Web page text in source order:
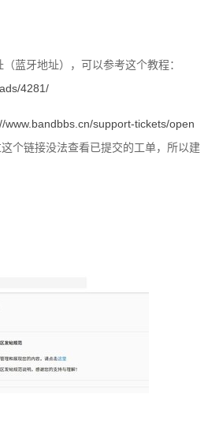
蓝牙地址），可以参考这个教程：
4281/
www.bandbbs.cn/support-tickets/open
个链接没法查看已提交的工单，所以建